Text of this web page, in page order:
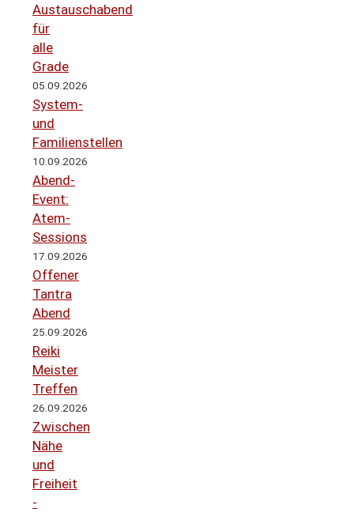
Austauschabend
für
alle
Grade
05.09.2026
System-
und
Familienstellen
10.09.2026
Abend-
Event:
Atem-
Sessions
17.09.2026
Offener
Tantra
Abend
25.09.2026
Reiki
Meister
Treffen
26.09.2026
Zwischen
Nähe
und
Freiheit
-